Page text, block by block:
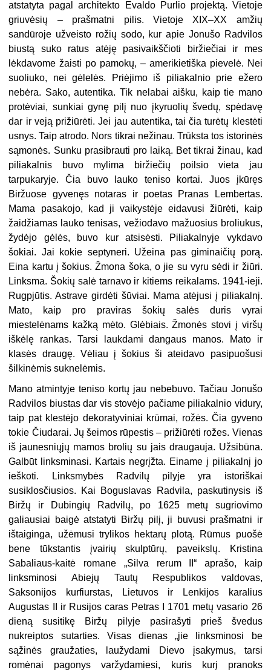
atstatyta pagal architekto Evaldo Purlio projektą. Vietoje
griuvėsių – prašmatni pilis. Vietoje XIX–XX amžių
sandūroje užveisto rožių sodo, kur apie Jonušo Radvilos
biustą suko ratus atėję pasivaikščioti biržiečiai ir mes
lėkdavome žaisti po pamokų, – amerikietiška pievelė. Nei
suoliuko, nei gėlelės. Priėjimo iš piliakalnio prie ežero
nebėra. Sako, autentika. Tik nelabai aišku, kaip tie mano
protėviai, sunkiai gynę pilį nuo įkyruolių švedų, spėdavę
dar ir veją prižiūrėti. Jei jau autentika, tai čia turėtų klestėti
usnys. Taip atrodo. Nors tikrai nežinau. Trūksta tos istorinės
sąmonės. Sunku prasibrauti pro laiką. Bet tikrai žinau, kad
piliakalnis buvo mylima biržiečių poilsio vieta jau
tarpukaryje. Čia buvo lauko teniso kortai. Juos įkūręs
Biržuose gyvenęs notaras ir poetas Pranas Lembertas.
Mama pasakojo, kad ji vaikystėje eidavusi žiūrėti, kaip
žaidžiamas lauko tenisas, vežiodavo mažuosius broliukus,
žydėjo gėlės, buvo kur atsisėsti. Piliakalnyje vykdavo
šokiai. Jai kokie septyneri. Užeina pas giminaičių porą.
Eina kartu į šokius. Žmona šoka, o jie su vyru sėdi ir žiūri.
Linksma. Šokių salė tarnavo ir kitiems reikalams. 1941-ieji.
Rugpjūtis. Astrave girdėti šūviai. Mama atėjusi į piliakalnį.
Mato, kaip pro praviras šokių salės duris vyrai
miestelėnams kažką mėto. Glėbiais. Žmonės stovi į viršų
iškėlę rankas. Tarsi laukdami dangaus manos. Mato ir
klasės draugę. Vėliau į šokius ši ateidavo pasipuošusi
šilkinėmis suknelėmis.
Mano atmintyje teniso kortų jau nebebuvo. Tačiau Jonušo
Radvilos biustas dar vis stovėjo pačiame piliakalnio vidury,
taip pat klestėjo dekoratyviniai krūmai, rožės. Čia gyveno
tokie Čiudarai. Jų šeimos rūpestis – prižiūrėti rožes. Vienas
iš jaunesniųjų mamos brolių su jais draugauja. Užsibūna.
Galbūt linksminasi. Kartais negrįžta. Einame į piliakalnį jo
ieškoti. Linksmybės Radvilų pilyje yra istoriškai
susiklosčiusios. Kai Boguslavas Radvila, paskutinysis iš
Biržų ir Dubingių Radvilų, po 1625 metų sugriovimo
galiausiai baigė atstatyti Biržų pilį, ji buvusi prašmatni ir
ištaiginga, užėmusi trylikos hektarų plotą. Rūmus puošė
bene tūkstantis įvairių skulptūrų, paveikslų. Kristina
Sabaliaus-kaitė romane „Silva rerum II“ aprašo, kaip
linksminosi Abiejų Tautų Respublikos valdovas,
Saksonijos kurfiurstas, Lietuvos ir Lenkijos karalius
Augustas II ir Rusijos caras Petras I 1701 metų vasario 26
dieną susitikę Biržų pilyje pasirašyti prieš švedus
nukreiptos sutarties. Visas dienas „jie linksminosi be
sąžinės graužaties, laužydami Dievoįsakymus, tarsi
romėnai pagonys varžydamiesi, kuris kurį pranoks